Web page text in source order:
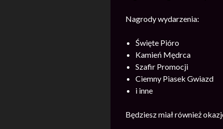
Nagrody wydarzenia:
Święte Pióro
Kamień Mędrca
Szafir Promocji
Ciemny Piasek Gwiazd
i inne
Będziesz miał również